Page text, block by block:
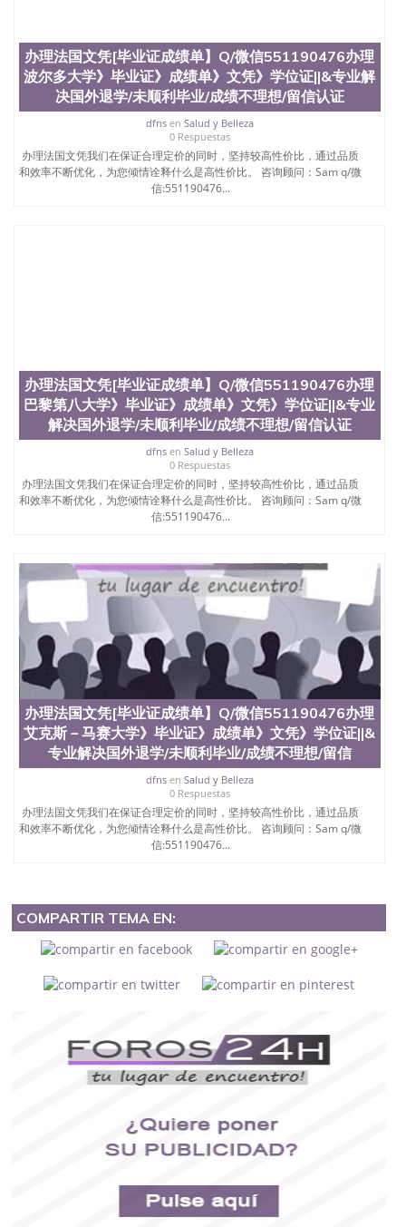
办理法国文凭[毕业证成绩单】Q/微信551190476办理
波尔多大学》毕业证》成绩单》文凭》学位证||&专业解
决国外退学/未顺利毕业/成绩不理想/留信认证
dfnsen Salud y Belleza
0 Respuestas
办理法国文凭我们在保证合理定价的同时，坚持较高性价比，通过品质
和效率不断优化，为您倾情诠释什么是高性价比。 咨询顾问：Sam q/微
信:551190476...
办理法国文凭[毕业证成绩单】Q/微信551190476办理
巴黎第八大学》毕业证》成绩单》文凭》学位证||&专业
解决国外退学/未顺利毕业/成绩不理想/留信认证
dfnsen Salud y Belleza
0 Respuestas
办理法国文凭我们在保证合理定价的同时，坚持较高性价比，通过品质
和效率不断优化，为您倾情诠释什么是高性价比。 咨询顾问：Sam q/微
信:551190476...
办理法国文凭[毕业证成绩单】Q/微信551190476办理
艾克斯－马赛大学》毕业证》成绩单》文凭》学位证||&
专业解决国外退学/未顺利毕业/成绩不理想/留信
dfnsen Salud y Belleza
0 Respuestas
办理法国文凭我们在保证合理定价的同时，坚持较高性价比，通过品质
和效率不断优化，为您倾情诠释什么是高性价比。 咨询顾问：Sam q/微
信:551190476...
COMPARTIR TEMA EN: